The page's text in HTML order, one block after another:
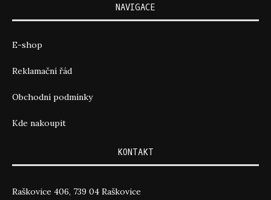
NAVIGACE
E-shop
Reklamační řád
Obchodní podmínky
Kde nakoupit
KONTAKT
Raškovice 406, 739 04 Raškovice